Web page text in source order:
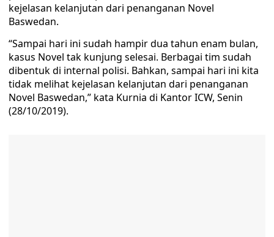
kejelasan kelanjutan dari penanganan Novel
Baswedan.
“Sampai hari ini sudah hampir dua tahun enam bulan,
kasus Novel tak kunjung selesai. Berbagai tim sudah
dibentuk di internal polisi. Bahkan, sampai hari ini kita
tidak melihat kejelasan kelanjutan dari penanganan
Novel Baswedan,” kata Kurnia di Kantor ICW, Senin
(28/10/2019).